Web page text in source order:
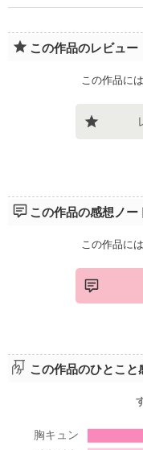
この作品のレビュー
この作品に
この作品の感想ノー
この作品に
この作品のひとこと